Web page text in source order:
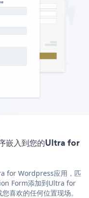
嵌入到您的Ultra for
for Wordpress应用，匹
Form添加到Ultra for
喜欢的任何位置现场。